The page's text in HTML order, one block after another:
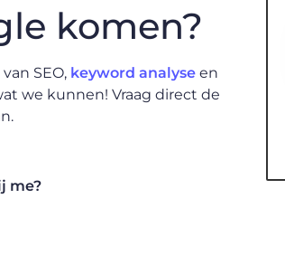
komen?
SEO, keyword analyse en
we kunnen! Vraag direct de